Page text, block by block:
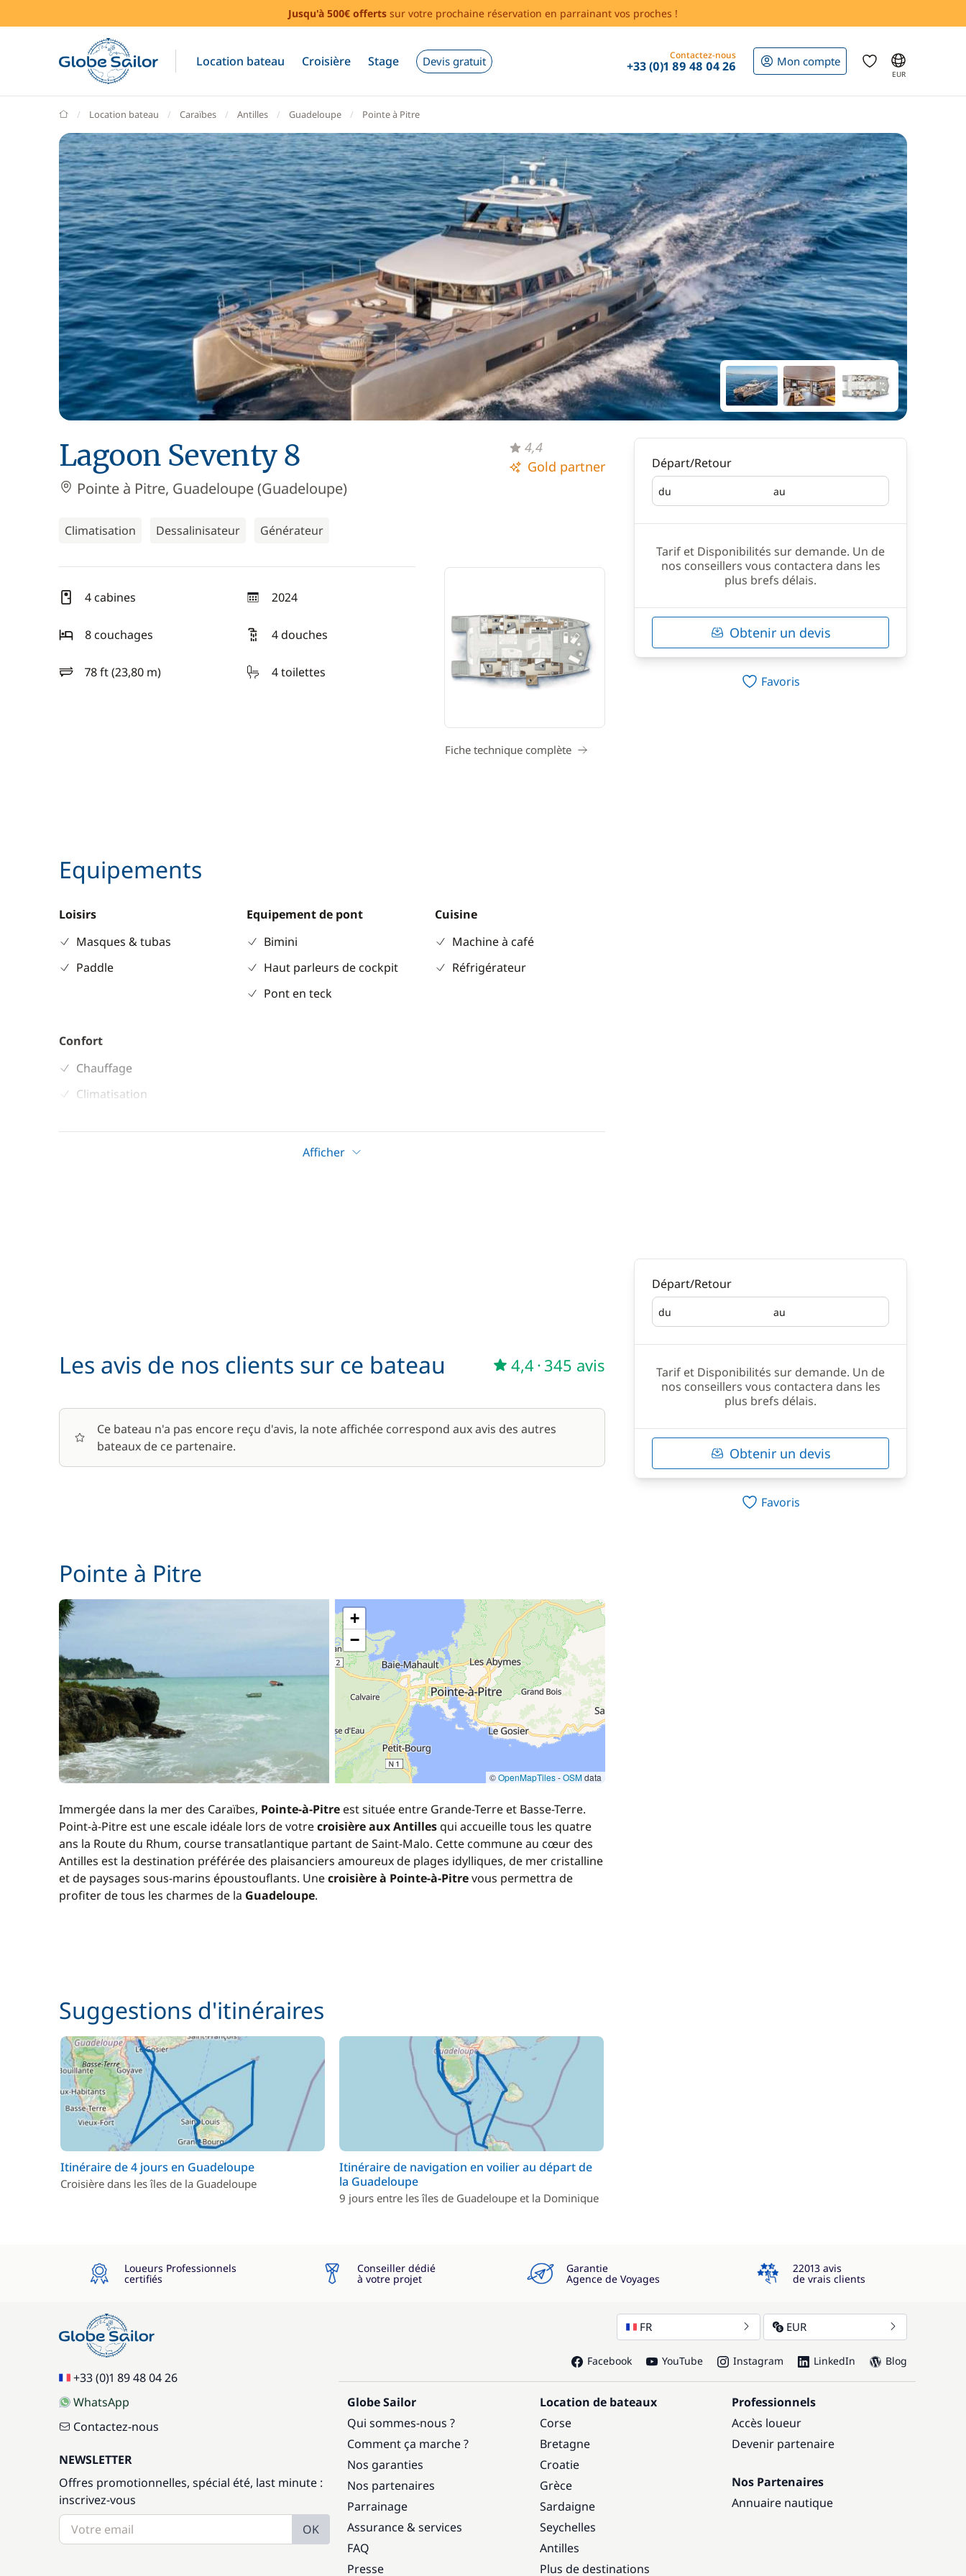
Jusqu'à 500€ offerts sur votre prochaine réservation en parrainant vos proches !
Location bateau Croisière Stage Devis gratuit Contactez-nous
+33 (0)1 89 48 04 26 Mon compte
EUR
GlobeSailor
Location bateau Caraïbes Antilles Guadeloupe Pointe à Pitre
Lagoon Seventy 8
Pointe à Pitre, Guadeloupe (Guadeloupe)
Climatisation Dessalinisateur Générateur
4,4
Gold partner
4 cabines 2024
année
8 couchages
4 douches
78 ft (23,80 m)
longueur 4 toilettes
Fiche technique complète
Equipements
Loisirs
Masques & tubas
Paddle
Equipement de pont
Bimini
Haut parleurs de cockpit
Pont en teck
Cuisine
Machine à café
Réfrigérateur
Confort
Chauffage
Climatisation
Afficher
Départ/Retour
du
Départ au
Retour
Tarif et Disponibilités sur demande. Un de
nos conseillers vous contactera dans les
plus brefs délais.
Obtenir un devis
Favoris
Les avis de nos clients sur ce bateau 4,4· 345 avis
Ce bateau n'a pas encore reçu d'avis, la note affichée correspond aux avis des autres
bateaux de ce partenaire.
Pointe à Pitre
+
−
©OpenMapTiles-OSMdata
Immergée dans la mer des Caraïbes, Pointe-à-Pitre est située entre Grande-Terre et Basse-Terre.
Point-à-Pitre est une escale idéale lors de votrecroisière aux Antillesqui accueille tous les quatre
ans la Route du Rhum, course transatlantique partant de Saint-Malo. Cette commune au cœur des
Antilles est la destination préférée des plaisanciers amoureux de plages idylliques, de mer cristalline
et de paysages sous-marins époustouflants. Unecroisière à Pointe-à-Pitrevous permettra de
profiter de tous les charmes de la Guadeloupe.
Suggestions d'itinéraires
Itinéraire de 4 jours en Guadeloupe
Croisière dans les îles de la Guadeloupe
Itinéraire de navigation en voilier au départ de
la Guadeloupe
9 jours entre les îles de Guadeloupe et la Dominique
Départ/Retour
du
Départ au
Retour
Tarif et Disponibilités sur demande. Un de
nos conseillers vous contactera dans les
plus brefs délais.
Obtenir un devis
Favoris
Loueurs Professionnels
certifiés
Conseiller dédié
à votre projet
Garantie
Agence de Voyages
4.3
22013 avis
de vrais clients
+33 (0)1 89 48 04 26
WhatsApp
Contactez-nous
NEWSLETTER
Offres promotionnelles, spécial été, last minute :
inscrivez-vous
OK
FR EUR
Facebook YouTube Instagram LinkedIn Blog
Globe Sailor
Qui sommes-nous ?
Comment ça marche ?
Nos garanties
Nos partenaires
Parrainage
Assurance & services
FAQ
Presse
Location de bateaux
Corse
Bretagne
Croatie
Grèce
Sardaigne
Seychelles
Antilles
Plus de destinations
Professionnels
Accès loueur
Devenir partenaire
Nos Partenaires
Annuaire nautique